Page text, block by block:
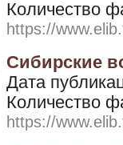
Количество
https://
Сибирские
Дата
Количество
https://